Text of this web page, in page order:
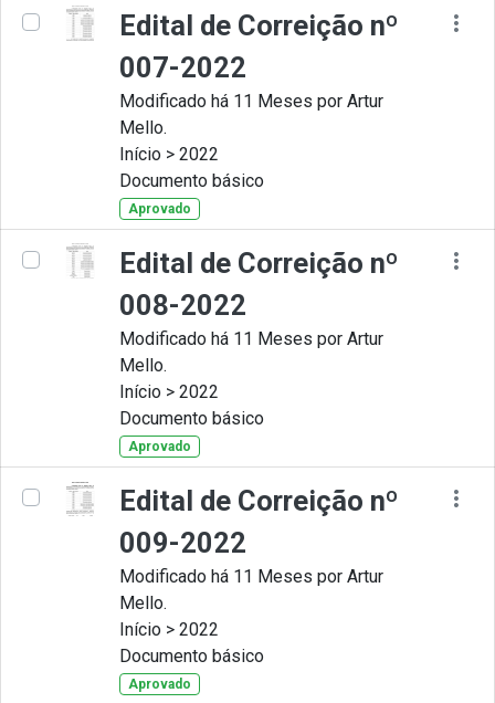
Edital de Correição nº
007-2022
Modificado há 11 Meses por Artur
Mello.
Início > 2022
Documento básico
Aprovado
Edital de Correição nº
008-2022
Modificado há 11 Meses por Artur
Mello.
Início > 2022
Documento básico
Aprovado
Edital de Correição nº
009-2022
Modificado há 11 Meses por Artur
Mello.
Início > 2022
Documento básico
Aprovado